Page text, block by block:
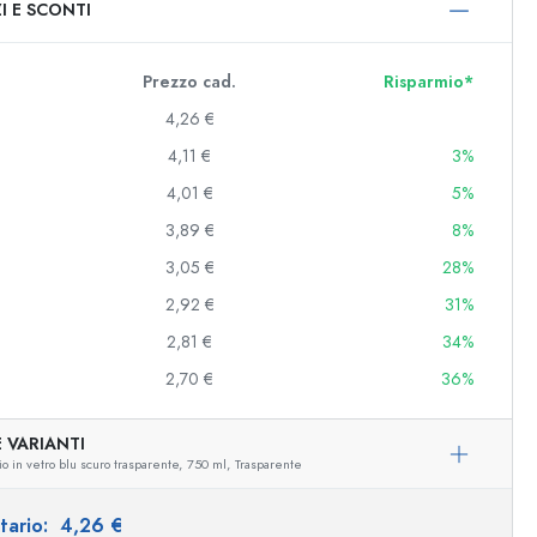
ml
ml
decorate
E SCONTI
Prezzo cad.
Risparmio*
4,26 €
4,11 €
3%
4,01 €
5%
3,89 €
8%
3,05 €
28%
2,92 €
31%
2,81 €
34%
2,70 € 36%
VARIANTI
in vetro blu scuro trasparente, 750 ml, Trasparente
4,26 €